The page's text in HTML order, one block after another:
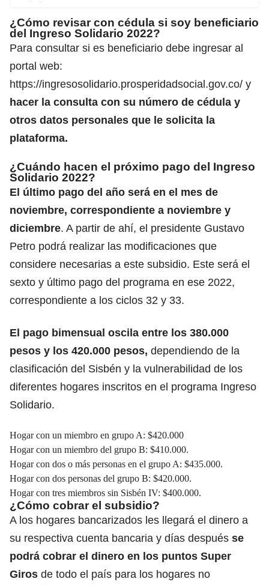
¿Cómo revisar con cédula si soy beneficiario
del Ingreso Solidario 2022?
Para consultar si es beneficiario debe ingresar al
portal web:
https://ingresosolidario.prosperidadsocial.gov.co/ y
hacer la consulta con su número de cédula y
otros datos personales que le solicita la
plataforma.
¿Cuándo hacen el próximo pago del Ingreso
Solidario 2022?
El último pago del año será en el mes de
noviembre, correspondiente a noviembre y
diciembre. A partir de ahí, el presidente Gustavo
Petro podrá realizar las modificaciones que
considere necesarias a este subsidio. Este será el
sexto y último pago del programa en ese 2022,
correspondiente a los ciclos 32 y 33.
El pago bimensual oscila entre los 380.000
pesos y los 420.000 pesos, dependiendo de la
clasificación del Sisbén y la vulnerabilidad de los
diferentes hogares inscritos en el programa Ingreso
Solidario.
Hogar con un miembro en grupo A: $420.000
Hogar con un miembro del grupo B: $410.000.
Hogar con dos o más personas en el grupo A: $435.000.
Hogar con dos personas del grupo B: $420.000.
Hogar con tres miembros sin Sisbén IV: $400.000.
¿Cómo cobrar el subsidio?
A los hogares bancarizados les llegará el dinero a
su respectiva cuenta bancaria y días después se
podrá cobrar el dinero en los puntos Super
Giros de todo el país para los hogares no